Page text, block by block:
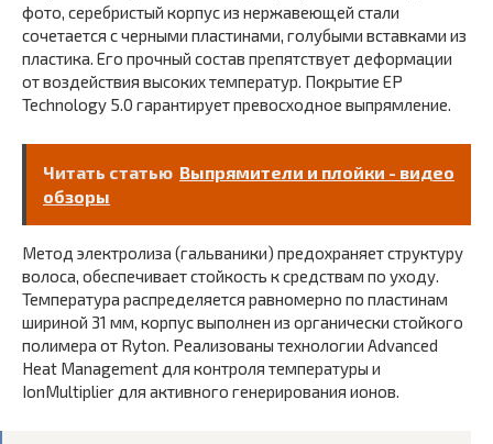
фото, серебристый корпус из нержавеющей стали
сочетается с черными пластинами, голубыми вставками из
пластика. Его прочный состав препятствует деформации
от воздействия высоких температур. Покрытие EP
Technology 5.0 гарантирует превосходное выпрямление.
Читать статью Выпрямители и плойки - видео
обзоры
Метод электролиза (гальваники) предохраняет структуру
волоса, обеспечивает стойкость к средствам по уходу.
Температура распределяется равномерно по пластинам
шириной 31 мм, корпус выполнен из органически стойкого
полимера от Ryton. Реализованы технологии Advanced
Heat Management для контроля температуры и
IonMultiplier для активного генерирования ионов.